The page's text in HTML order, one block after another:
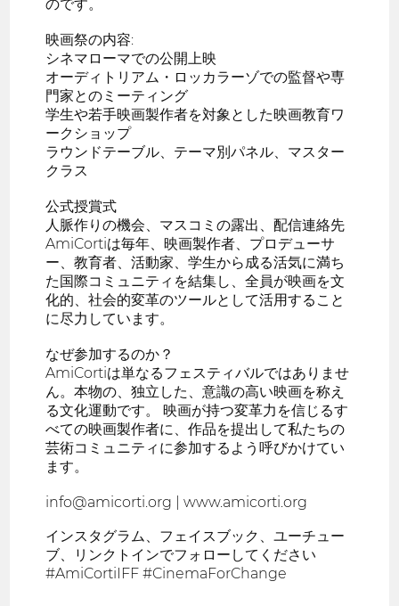
のです。
映画祭の内容:
シネマローマでの公開上映
オーディトリアム・ロッカラーゾでの監督や専
門家とのミーティング
学生や若手映画製作者を対象とした映画教育ワ
ークショップ
ラウンドテーブル、テーマ別パネル、マスター
クラス
公式授賞式
人脈作りの機会、マスコミの露出、配信連絡先
AmiCortiは毎年、映画製作者、プロデューサ
ー、教育者、活動家、学生から成る活気に満ち
た国際コミュニティを結集し、全員が映画を文
化的、社会的変革のツールとして活用すること
に尽力しています。
なぜ参加するのか？
AmiCortiは単なるフェスティバルではありませ
ん。本物の、独立した、意識の高い映画を称え
る文化運動です。 映画が持つ変革力を信じるす
べての映画製作者に、作品を提出して私たちの
芸術コミュニティに参加するよう呼びかけてい
ます。
info@amicorti.org | www.amicorti.org
インスタグラム、フェイスブック、ユーチュー
ブ、リンクトインでフォローしてください
#AmiCortiIFF #CinemaForChange